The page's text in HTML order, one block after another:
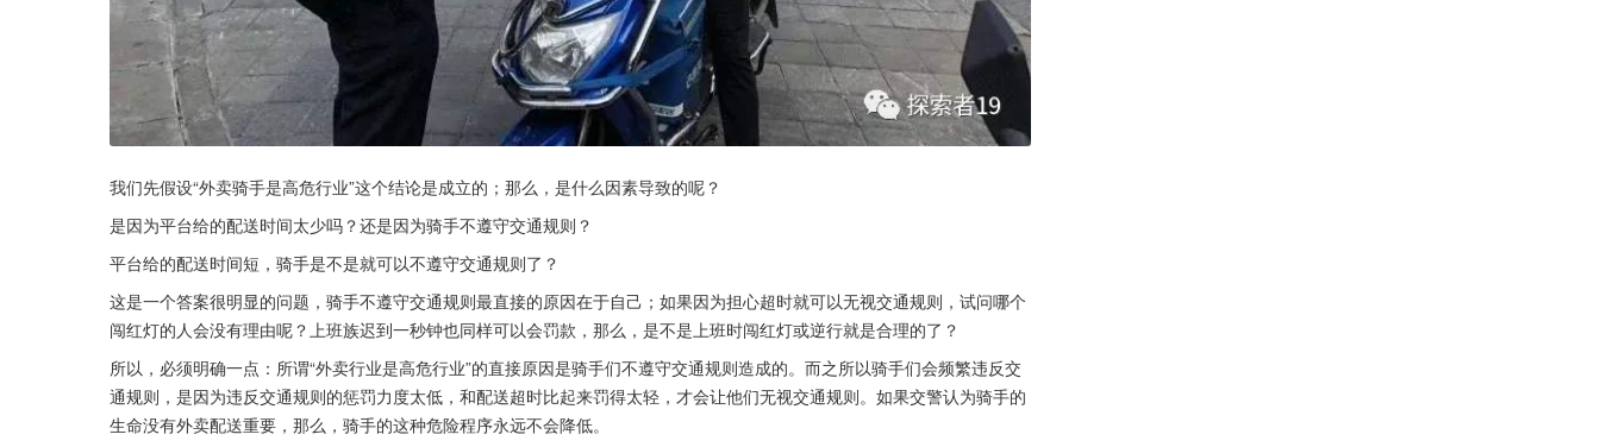
我们先假设“外卖骑手是高危行业”这个结论是成立的；那么，是什么因素导致的呢？
是因为平台给的配送时间太少吗？还是因为骑手不遵守交通规则？
平台给的配送时间短，骑手是不是就可以不遵守交通规则了？
这是一个答案很明显的问题，骑手不遵守交通规则最直接的原因在于自己；如果因为担心超时就可以无视交通规则，试问哪个
闯红灯的人会没有理由呢？上班族迟到一秒钟也同样可以会罚款，那么，是不是上班时闯红灯或逆行就是合理的了？
所以，必须明确一点：所谓“外卖行业是高危行业”的直接原因是骑手们不遵守交通规则造成的。而之所以骑手们会频繁违反交
通规则，是因为违反交通规则的惩罚力度太低，和配送超时比起来罚得太轻，才会让他们无视交通规则。如果交警认为骑手的
生命没有外卖配送重要，那么，骑手的这种危险程序永远不会降低。